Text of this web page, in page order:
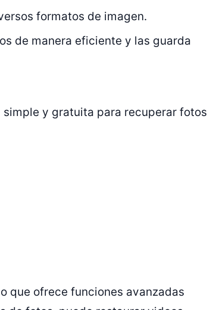
formatos de imagen.
de manera eficiente y las guarda
y gratuita para recuperar fotos
que ofrece funciones avanzadas